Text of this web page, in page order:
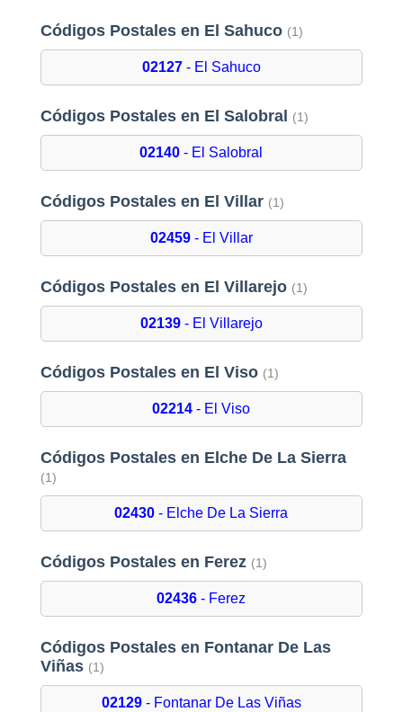
Códigos Postales en El Sahuco (1)
02127- El Sahuco
Códigos Postales en El Salobral (1)
02140 - El Salobral
Códigos Postales en El Villar (1)
02459- El Villar
Códigos Postales en El Villarejo (1)
02139- El Villarejo
Códigos Postales en El Viso (1)
02214 - El Viso
Códigos Postales en Elche De La Sierra
(1)
02430 - Elche De La Sierra
Códigos Postales en Ferez (1)
02436 - Ferez
Códigos Postales en Fontanar De Las
Viñas (1)
02129- Fontanar De Las Viñas